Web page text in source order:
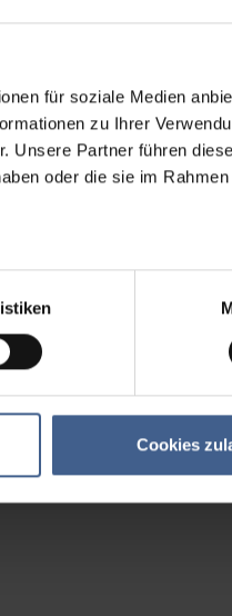
für soziale Medien
zu Ihrer
Unsere Partner führen
oder die sie im
Cookies